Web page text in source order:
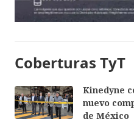
Coberturas TyT
Kinedyne
nuevo
de México